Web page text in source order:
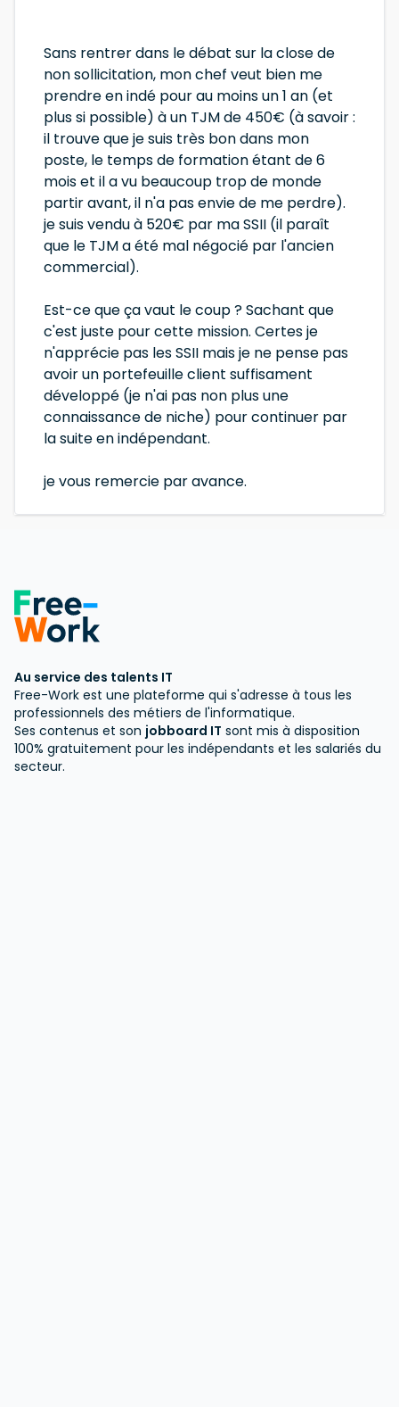
Sans rentrer dans le débat sur la close de
non sollicitation, mon chef veut bien me
prendre en indé pour au moins un 1 an (et
plus si possible) à un TJM de 450€ (à savoir :
il trouve que je suis très bon dans mon
poste, le temps de formation étant de 6
mois et il a vu beaucoup trop de monde
partir avant, il n'a pas envie de me perdre).
je suis vendu à 520€ par ma SSII (il paraît
que le TJM a été mal négocié par l'ancien
commercial).
Est-ce que ça vaut le coup ? Sachant que
c'est juste pour cette mission. Certes je
n'apprécie pas les SSII mais je ne pense pas
avoir un portefeuille client suffisament
développé (je n'ai pas non plus une
connaissance de niche) pour continuer par
la suite en indépendant.
je vous remercie par avance.
Au service des talents IT
Free-Work est une plateforme qui s'adresse à tous les
professionnels des métiers de l'informatique.
Ses contenus et son jobboard IT sont mis à disposition
100% gratuitement pour les indépendants et les salariés du
secteur.